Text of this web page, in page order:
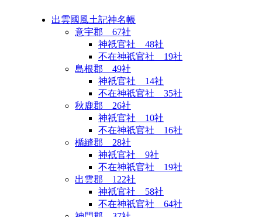
出雲國風土記神名帳
意宇郡 67社
神祇官社 48社
不在神祇官社 19社
島根郡 49社
神祇官社 14社
不在神祇官社 35社
秋鹿郡 26社
神祇官社 10社
不在神祇官社 16社
楯縫郡 28社
神祇官社 9社
不在神祇官社 19社
出雲郡 122社
神祇官社 58社
不在神祇官社 64社